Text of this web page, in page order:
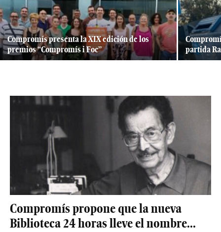
Compromís presenta la XIX edición de los
premios “Compromís i Foc”
partida
Compromís propone que la nueva
Biblioteca 24 horas lleve el nombre...